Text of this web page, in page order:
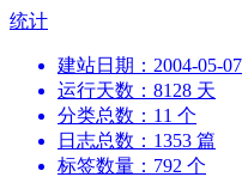
跳
统计
建站日期：2004-05-07
运行天数：8128 天
分类总数：11 个
日志总数：1353 篇
标签数量：792 个